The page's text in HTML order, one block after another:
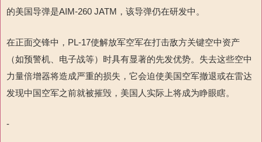
的美国导弹是AIM-260 JATM，该导弹仍在研发中。
在正面交锋中，PL-17使解放军空军在打击敌方关键空中资产
（如预警机、电子战等）时具有显著的先发优势。失去这些空中
力量倍增器将造成严重的损失，它会迫使美国空军撤退或在雷达
发现中国空军之前就被摧毁，美国人实际上将成为睁眼瞎。
-